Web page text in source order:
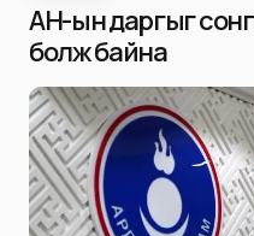
АН-ын даргыг
болж байна